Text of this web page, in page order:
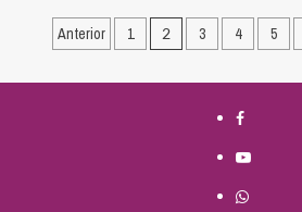
Paginación
Anterior 1 2 3 4 5
Facebook
Youtube
Whatsapp